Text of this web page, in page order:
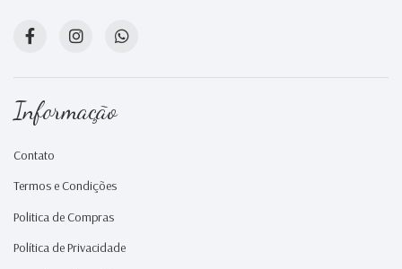
Informação
Contato
Termos e Condições
Politica de Compras
Política de Privacidade